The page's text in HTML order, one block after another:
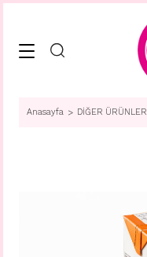
Anasayfa DİĞER ÜRÜNLER